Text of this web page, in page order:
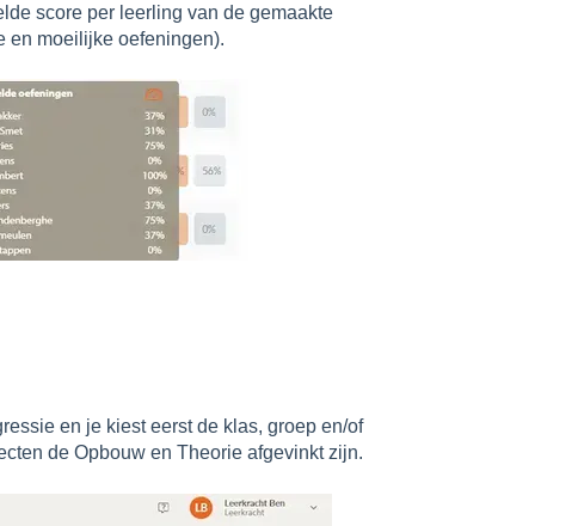
score per leerling van de gemaakte
en moeilijke oefeningen).
en je kiest eerst de klas, groep en/of
de Opbouw en Theorie afgevinkt zijn.